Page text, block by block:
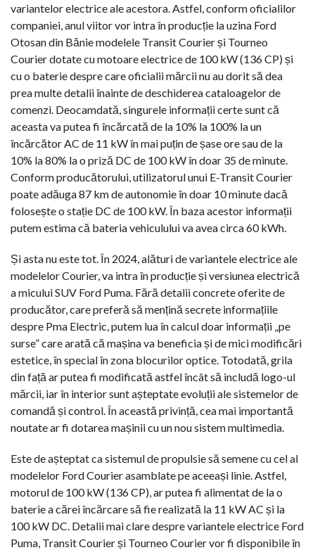
variantelor electrice ale acestora. Astfel, conform oficialilor
companiei, anul viitor vor intra în producție la uzina Ford
Otosan din Bănie modelele Transit Courier și Tourneo
Courier dotate cu motoare electrice de 100 kW (136 CP) și
cu o baterie despre care oficialii mărcii nu au dorit să dea
prea multe detalii înainte de deschiderea cataloagelor de
comenzi. Deocamdată, singurele informații certe sunt că
aceasta va putea fi încărcată de la 10% la 100% la un
încărcător AC de 11 kW în mai puțin de șase ore sau de la
10% la 80% la o priză DC de 100 kW în doar 35 de minute.
Conform producătorului, utilizatorul unui E-Transit Courier
poate adăuga 87 km de autonomie în doar 10 minute dacă
folosește o stație DC de 100 kW. În baza acestor informații
putem estima că bateria vehiculului va avea circa 60 kWh.
Și asta nu este tot. În 2024, alături de variantele electrice ale
modelelor Courier, va intra în producție și versiunea electrică
a micului SUV Ford Puma. Fără detalii concrete oferite de
producător, care preferă să mențină secrete informațiile
despre Pma Electric, putem lua în calcul doar informații „pe
surse” care arată că mașina va beneficia și de mici modificări
estetice, în special în zona blocurilor optice. Totodată, grila
din față ar putea fi modificată astfel încât să includă logo-ul
mărcii, iar în interior sunt așteptate evoluții ale sistemelor de
comandă și control. În această privință, cea mai importantă
noutate ar fi dotarea mașinii cu un nou sistem multimedia.
Este de așteptat ca sistemul de propulsie să semene cu cel al
modelelor Ford Courier asamblate pe aceeași linie. Astfel,
motorul de 100 kW (136 CP), ar putea fi alimentat de la o
baterie a cărei încărcare să fie realizată la 11 kW AC și la
100 kW DC. Detalii mai clare despre variantele electrice Ford
Puma, Transit Courier și Tourneo Courier vor fi disponibile în